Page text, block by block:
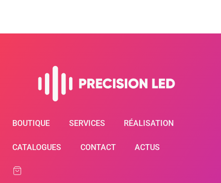
BOUTIQUE SERVICES RÉALISATION
CATALOGUES CONTACT ACTUS